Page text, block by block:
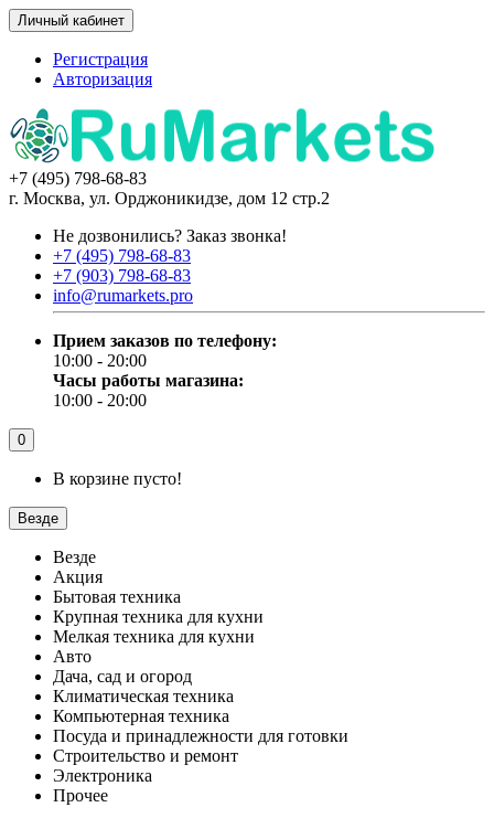
Личный кабинет
Регистрация
Авторизация
+7 (495) 798-68-83
г. Москва, ул. Орджоникидзе, дом 12 стр.2
Не дозвонились? Заказ звонка!
+7 (495) 798-68-83
+7 (903) 798-68-83
info@rumarkets.pro
Прием заказов по телефону:
10:00 - 20:00
Часы работы магазина:
10:00 - 20:00
0
В корзине пусто!
Везде
Везде
Акция
Бытовая техника
Крупная техника для кухни
Мелкая техника для кухни
Авто
Дача, сад и огород
Климатическая техника
Компьютерная техника
Посуда и принадлежности для готовки
Строительство и ремонт
Электроника
Прочее